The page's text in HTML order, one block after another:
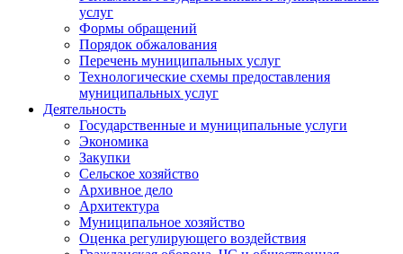
услуг
Формы обращений
Порядок обжалования
Перечень муниципальных услуг
Технологические схемы предоставления
муниципальных услуг
Деятельность
Государственные и муниципальные услуги
Экономика
Закупки
Сельское хозяйство
Архивное дело
Архитектура
Муниципальное хозяйство
Оценка регулирующего воздействия